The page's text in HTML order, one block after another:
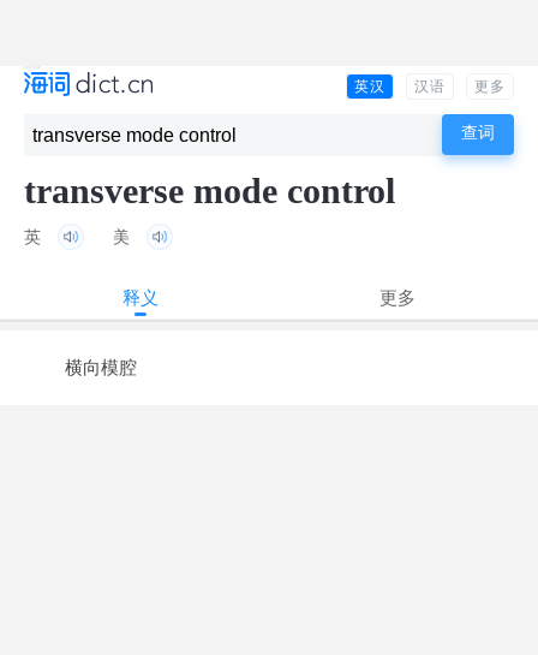
英汉 汉语 更多
transverse mode control
英 美
释义 更多
横向模腔